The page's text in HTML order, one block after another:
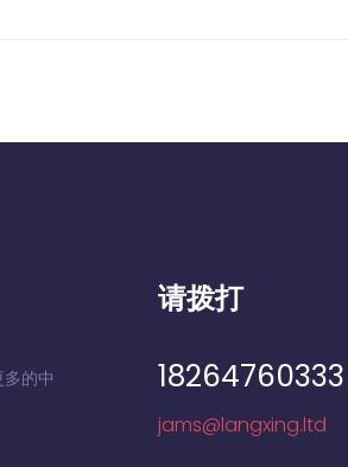
的中
请拨打
18264760333
jams@langxing.ltd